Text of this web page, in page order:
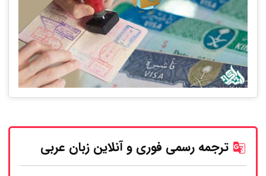
ترجمه رسمی فوری و آنلاین زبان عربی